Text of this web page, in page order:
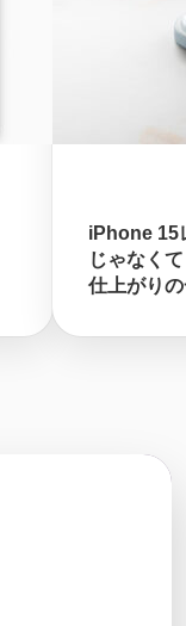
iPhone 15
じゃなく
仕上がり